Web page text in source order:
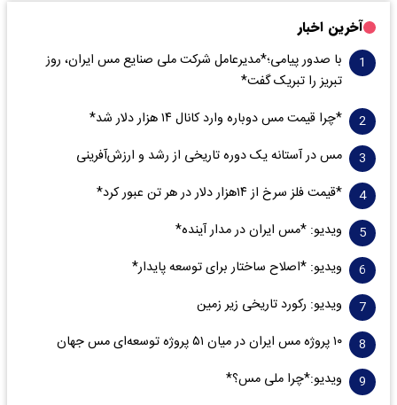
آخرین اخبار
با صدور پیامی؛*مدیرعامل شرکت ملی صنایع مس ایران، روز
تبریز را تبریک گفت*
*چرا قیمت مس دوباره وارد کانال ۱۴ هزار دلار شد*
مس در آستانه یک دوره تاریخی از رشد و ارزش‌آفرینی
*قیمت فلز سرخ از ۱۴هزار دلار در هر تن عبور کرد*
ویدیو: *مس ایران در مدار آینده*
ویدیو: *اصلاح ساختار برای توسعه پایدار*
ویدیو: رکورد تاریخی زیر زمین
۱۰ پروژه مس ایران در میان ۵۱ پروژه توسعه‌ای مس جهان
ویدیو:*چرا ملی مس؟*